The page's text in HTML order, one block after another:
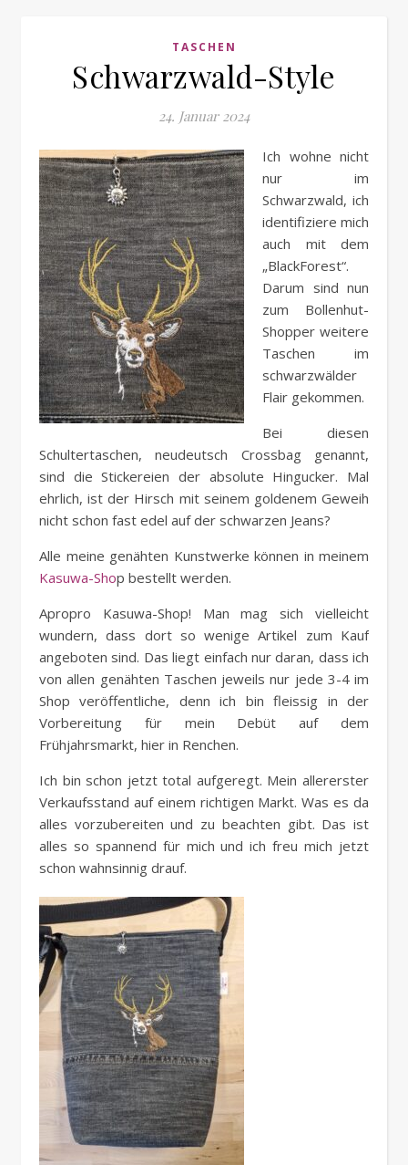
TASCHEN
Schwarzwald-Style
24. Januar 2024
Ich wohne nicht
nur im
Schwarzwald, ich
identifiziere mich
auch mit dem
„BlackForest“.
Darum sind nun
zum Bollenhut-
Shopper weitere
Taschen im
schwarzwälder
Flair gekommen.
Bei diesen
Schultertaschen, neudeutsch Crossbag genannt,
sind die Stickereien der absolute Hingucker. Mal
ehrlich, ist der Hirsch mit seinem goldenem Geweih
nicht schon fast edel auf der schwarzen Jeans?
Alle meine genähten Kunstwerke können in meinem
Kasuwa-Shop bestellt werden.
Apropro Kasuwa-Shop! Man mag sich vielleicht
wundern, dass dort so wenige Artikel zum Kauf
angeboten sind. Das liegt einfach nur daran, dass ich
von allen genähten Taschen jeweils nur jede 3-4 im
Shop veröffentliche, denn ich bin fleissig in der
Vorbereitung für mein Debüt auf dem
Frühjahrsmarkt, hier in Renchen.
Ich bin schon jetzt total aufgeregt. Mein allererster
Verkaufsstand auf einem richtigen Markt. Was es da
alles vorzubereiten und zu beachten gibt. Das ist
alles so spannend für mich und ich freu mich jetzt
schon wahnsinnig drauf.